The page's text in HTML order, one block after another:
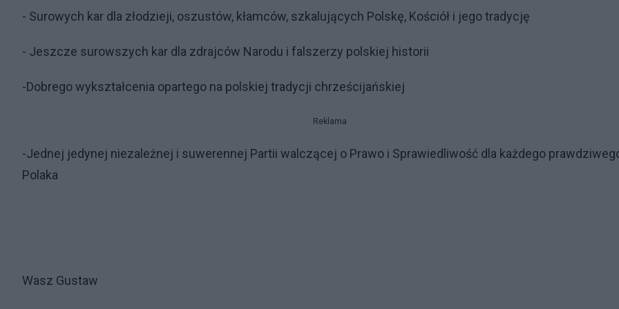
- Surowych kar dla złodzieji, oszustów, kłamców, szkalujących Polskę, Kościół i jego tradycję
- Jeszcze surowszych kar dla zdrajców Narodu i falszerzy polskiej historii
-Dobrego wykształcenia opartego na polskiej tradycji chrześcijańskiej
Reklama
-Jednej jedynej niezależnej i suwerennej Partii walczącej o Prawo i Sprawiedliwość dla każdego
Polaka
Wasz Gustaw